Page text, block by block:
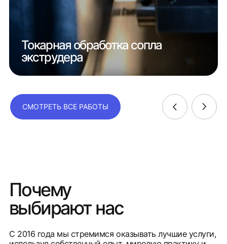
Токарная обработка сопла
экструдера
СМОТРЕТЬ ВСЕ РАБОТЫ
Почему
выбирают нас
С 2016 года мы стремимся оказывать лучшие услуги,